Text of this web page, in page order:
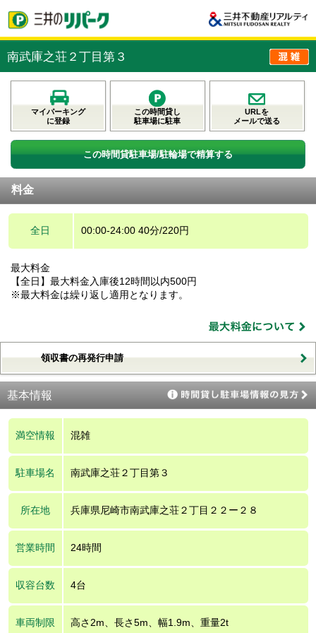
南武庫之荘２丁目第３
マイパーキング
に登録
この時間貸し
駐車場に駐車
URLを
メールで送る
この時間貸駐車場/駐輪場で精算する
料金
全日 00:00-24:00 40分/220円
最大料金
【全日】最大料金入庫後12時間以内500円
※最大料金は繰り返し適用となります。
領収書の再発行申請
基本情報
満空情報 混雑
駐車場名 南武庫之荘２丁目第３
所在地 兵庫県尼崎市南武庫之荘２丁目２２ー２８
営業時間 24時間
収容台数 4台
車両制限 高さ2m、長さ5m、幅1.9m、重量2t